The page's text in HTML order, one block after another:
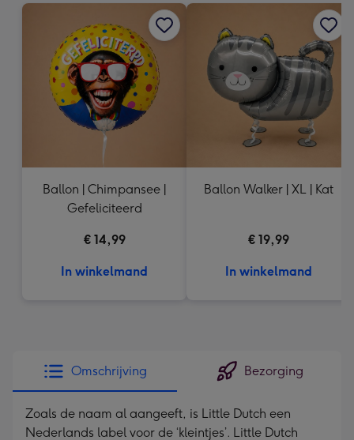
241
333
mm
Ballon | Chimpansee |
Gefeliciteerd
€ 14,99
In winkelmand
Ballon Walker | XL | Kat
€ 19,99
In winkelmand
Omschrijving Bezorging
Zoals de naam al aangeeft, is Little Dutch een
Nederlands label voor de ‘kleintjes’. Little Dutch